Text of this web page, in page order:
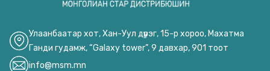
Улаанбаатар хот, Хан-Уул дүүрэг, 15-р хороо, Махатма
Ганди гудамж, “Galaxy tower”, 9 давхар, 901 тоот
info@msm.mn